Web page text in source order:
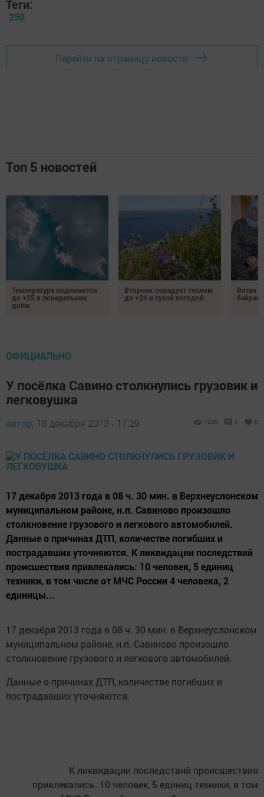
Теги:
250
Перейти на страницу новости
Топ 5 новостей
Температура поднимется
до +25 в понедельник
днём
Вторник порадует теплом
до +24 и сухой погодой
Ватан
бәйрәм
ОФИЦИАЛЬНО
У посёлка Савино столкнулись грузовик и
легковушка
автор, 18 декабря 2013 - 17:29 1006 0 0
17 декабря 2013 года в 08 ч. 30 мин. в Верхнеуслонском
муниципальном районе, н.п. Савиново произошло
столкновение грузового и легкового автомобилей.
Данные о причинах ДТП, количестве погибших и
пострадавших уточняются. К ликвидации последствий
происшествия привлекались: 10 человек, 5 единиц
техники, в том числе от МЧС России 4 человека, 2
единицы...
17 декабря 2013 года в 08 ч. 30 мин. в Верхнеуслонском
муниципальном районе, н.п. Савиново произошло
столкновение грузового и легкового автомобилей.
Данные о причинах ДТП, количестве погибших и
пострадавших уточняются.
К ликвидации последствий происшествия
привлекались: 10 человек, 5 единиц техники, в том